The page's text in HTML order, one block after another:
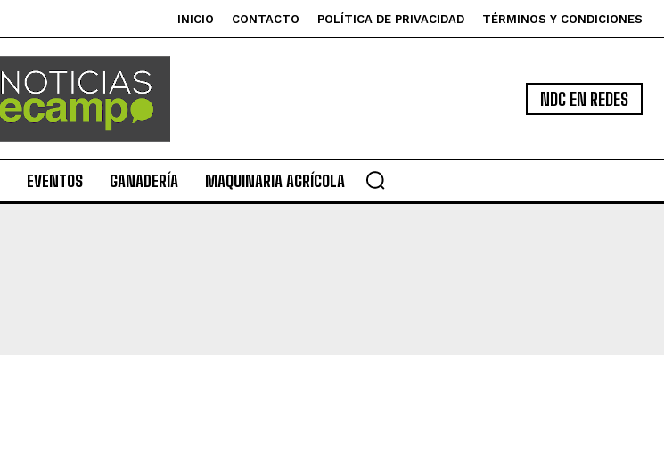
INICIO CONTACTO POLÍTICA DE PRIVACIDAD TÉRMINOS Y CONDICIONES
NDC EN REDES
EVENTOS GANADERÍA MAQUINARIA AGRÍCOLA